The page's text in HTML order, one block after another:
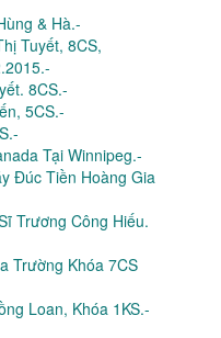
& Hà.-
Tuyết, 8CS,
8CS.-
5CS.-
Tại Winnipeg.-
Đúc Tiền Hoàng Gia
Trương Công Hiếu.
Trường Khóa 7CS
Loan, Khóa 1KS.-